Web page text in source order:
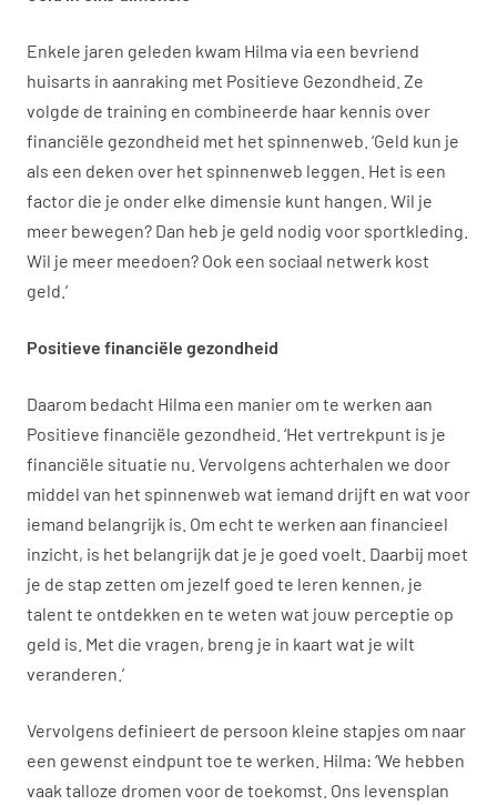
Enkele jaren geleden kwam Hilma via een bevriend
huisarts in aanraking met Positieve Gezondheid. Ze
volgde de training en combineerde haar kennis over
financiële gezondheid met het spinnenweb. ‘Geld kun je
als een deken over het spinnenweb leggen. Het is een
factor die je onder elke dimensie kunt hangen. Wil je
meer bewegen? Dan heb je geld nodig voor sportkleding.
Wil je meer meedoen? Ook een sociaal netwerk kost
geld.’
Positieve financiële gezondheid
Daarom bedacht Hilma een manier om te werken aan
Positieve financiële gezondheid. ‘Het vertrekpunt is je
financiële situatie nu. Vervolgens achterhalen we door
middel van het spinnenweb wat iemand drijft en wat voor
iemand belangrijk is. Om echt te werken aan financieel
inzicht, is het belangrijk dat je je goed voelt. Daarbij moet
je de stap zetten om jezelf goed te leren kennen, je
talent te ontdekken en te weten wat jouw perceptie op
geld is. Met die vragen, breng je in kaart wat je wilt
veranderen.’
Vervolgens definieert de persoon kleine stapjes om naar
een gewenst eindpunt toe te werken. Hilma: ‘We hebben
vaak talloze dromen voor de toekomst. Ons levensplan